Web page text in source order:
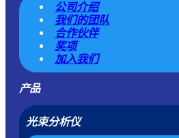
公司介绍
我们的团队
合作伙伴
奖项
加入我们
产品
光束分析仪